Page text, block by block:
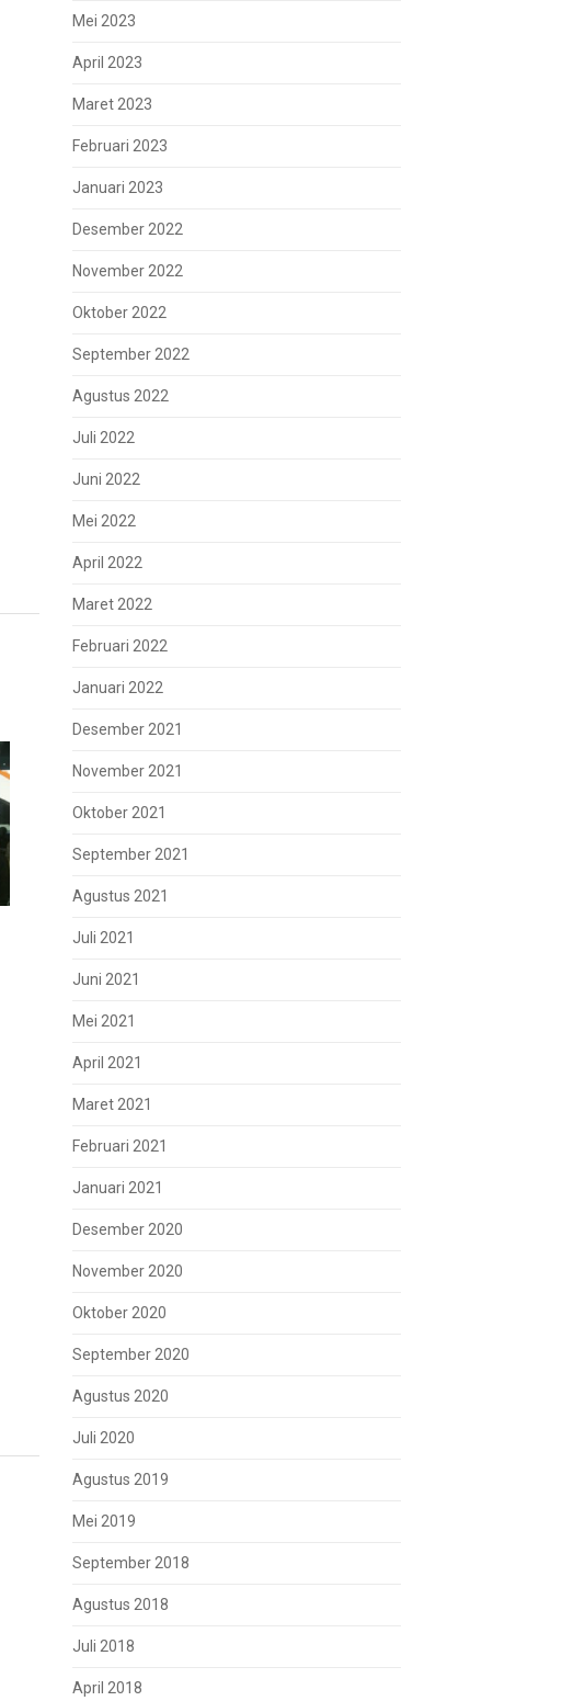
Mei 2023
April 2023
Maret 2023
Februari 2023
Januari 2023
Desember 2022
November 2022
Oktober 2022
September 2022
Agustus 2022
Juli 2022
Juni 2022
Mei 2022
April 2022
Maret 2022
Februari 2022
Januari 2022
Desember 2021
November 2021
Oktober 2021
September 2021
Agustus 2021
Juli 2021
Juni 2021
Mei 2021
April 2021
Maret 2021
Februari 2021
Januari 2021
Desember 2020
November 2020
Oktober 2020
September 2020
Agustus 2020
Juli 2020
Agustus 2019
Mei 2019
September 2018
Agustus 2018
Juli 2018
April 2018